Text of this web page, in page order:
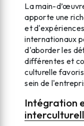
La main-
apporte une
et
internationaux
d'aborder les
différentes et
culturelle
sein de
Intégration